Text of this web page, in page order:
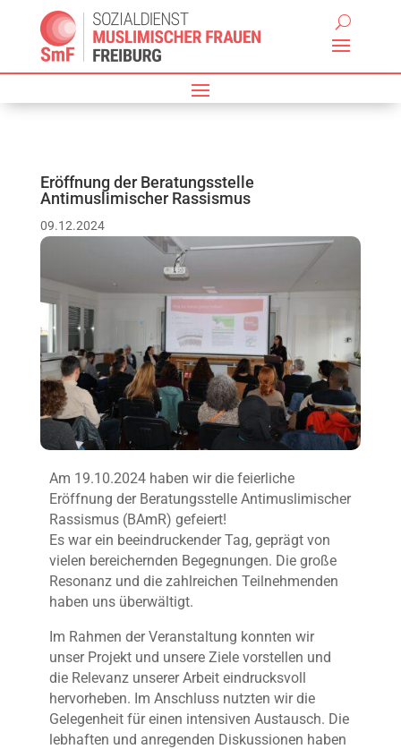
Eröffnung der Beratungsstelle
Antimuslimischer Rassismus
09.12.2024
Am 19.10.2024 haben wir die feierliche
Eröffnung der Beratungsstelle Antimuslimischer
Rassismus (BAmR) gefeiert!
Es war ein beeindruckender Tag, geprägt von
vielen bereichernden Begegnungen. Die große
Resonanz und die zahlreichen Teilnehmenden
haben uns überwältigt.
Im Rahmen der Veranstaltung konnten wir
unser Projekt und unsere Ziele vorstellen und
die Relevanz unserer Arbeit eindrucksvoll
hervorheben. Im Anschluss nutzten wir die
Gelegenheit für einen intensiven Austausch. Die
lebhaften und anregenden Diskussionen haben